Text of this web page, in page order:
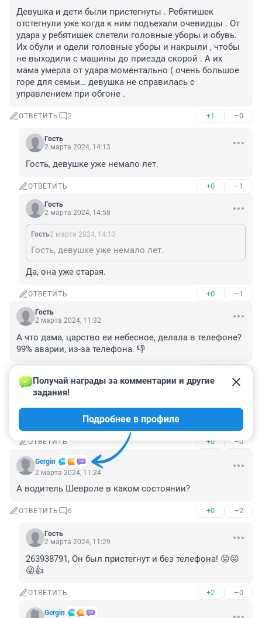
Девушка и дети были пристегнуты . Ребятишек
отстегнули уже когда к ним подъехали очевидцы . От
удара у ребятишек слетели головные уборы и обувь.
Их обули и одели головные уборы и накрыли , чтобы
не выходили с машины до приезда скорой . А их
мама умерла от удара моментально ( очень большое
горе для семьи… девушка не справилась с
управлением при обгоне .
ОТВЕТИТЬ 2 +1 –0
Гость
2 марта 2024, 14:13
Гость, девушке уже немало лет.
ОТВЕТИТЬ +0 –1
Гость
2 марта 2024, 14:58
Гость2 марта 2024, 14:13
Гость, девушке уже немало лет.
Да, она уже старая.
ОТВЕТИТЬ +0 –1
Гость
2 марта 2024, 11:32
А что дама, царство еи небесное, делала в телефоне?
99% аварии, из-за телефона. 👎
Гость
Она заказывала себе суши из хрюши!
ОТВЕТИТЬ +0 –0
Gergin
Получай награды за комментарии и другие
задания!
Подробнее в профиле
2 марта 2024, 11:24
А водитель Шевроле в каком состоянии?
ОТВЕТИТЬ 6 +0 –2
Гость
2 марта 2024, 11:29
263938791, Он был пристегнут и без телефона! 😜😜
😜👍
ОТВЕТИТЬ +2 –0
Gergin